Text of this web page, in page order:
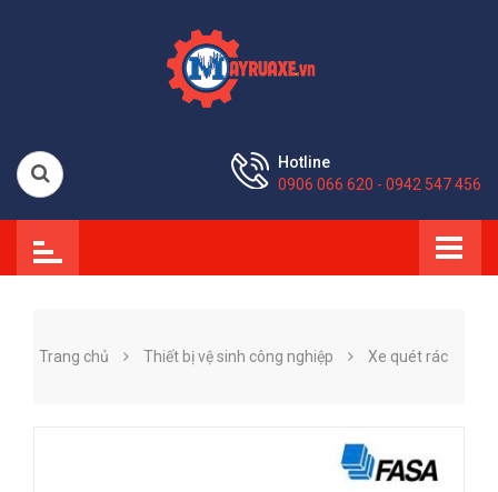
Hotline
0906 066 620 - 0942 547 456
Trang chủ Thiết bị vệ sinh công nghiệp Xe quét rác